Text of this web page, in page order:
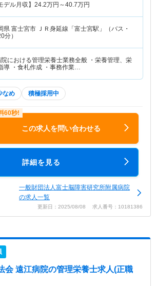
デル月収】 24.2万円～40.7万円
県 富士宮市 ＪＲ身延線「富士宮駅」（バス・
分）
における管理栄養士業務全般 ・栄養管理、栄
導 ・食札作成 ・事務作業…
なめ 積極採用中
この求人を問い合わせる
詳細を見る
一般財団法人富士脳障害研究所附属病院
の求人一覧
更新日：2025/08/08 求人番号：10181386
会 遠江病院の管理栄養士求人(正職